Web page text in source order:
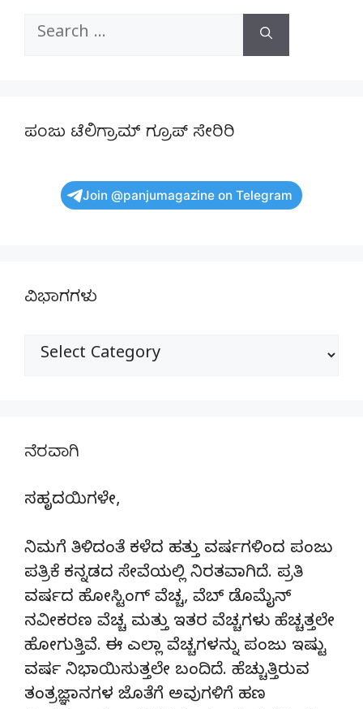
Search
ಪಂಜು ಟೆಲಿಗ್ರಾಮ್ ಗ್ರೂಪ್ ಸೇರಿರಿ
Join @panjumagazine on Telegram
ವಿಭಾಗಗಳು
ವಿಭಾಗಗಳು
ನೆರವಾಗಿ
ಸಹೃದಯಿಗಳೇ,
ನಿಮಗೆ ತಿಳಿದಂತೆ ಕಳೆದ ಹತ್ತು ವರ್ಷಗಳಿಂದ ಪಂಜು
ಪತ್ರಿಕೆ ಕನ್ನಡದ ಸೇವೆಯಲ್ಲಿ ನಿರತವಾಗಿದೆ. ಪ್ರತಿ
ವರ್ಷದ ಹೋಸ್ಟಿಂಗ್‌ ವೆಚ್ಚ, ವೆಬ್‌ ಡೊಮೈನ್‌
ನವೀಕರಣ ವೆಚ್ಚ ಮತ್ತು ಇತರ ವೆಚ್ಚಗಳು ಹೆಚ್ಚತ್ತಲೇ
ಹೋಗುತ್ತಿವೆ. ಈ ಎಲ್ಲಾ ವೆಚ್ಚಗಳನ್ನು ಪಂಜು ಇಷ್ಟು
ವರ್ಷ ನಿಭಾಯಿಸುತ್ತಲೇ ಬಂದಿದೆ. ಹೆಚ್ಚುತ್ತಿರುವ
ತಂತ್ರಜ್ಞಾನಗಳ ಜೊತೆಗೆ ಅವುಗಳಿಗೆ ಹಣ